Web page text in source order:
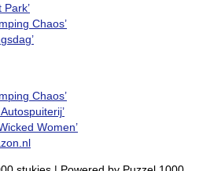
Chaos’
Chaos’
Women’